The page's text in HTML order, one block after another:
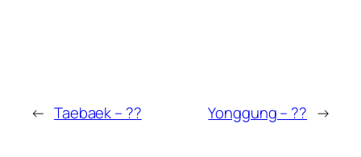
← Taebaek – ?? Yonggung – ?? →